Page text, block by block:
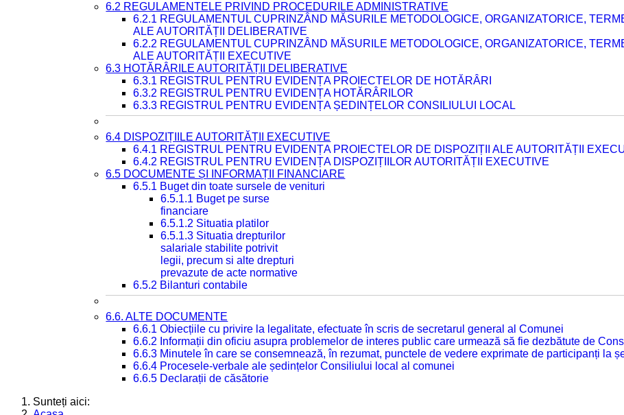
6.2 REGULAMENTELE PRIVIND PROCEDURILE ADMINISTRATIVE
6.2.1 REGULAMENTUL CUPRINZÂND MĂSURILE METODOLOGICE, ORGANIZATORICE,
ALE AUTORITĂȚII DELIBERATIVE
6.2.2 REGULAMENTUL CUPRINZÂND MĂSURILE METODOLOGICE, ORGANIZATORICE,
ALE AUTORITĂȚII EXECUTIVE
6.3 HOTĂRÂRILE AUTORITĂȚII DELIBERATIVE
6.3.1 REGISTRUL PENTRU EVIDENȚA PROIECTELOR DE HOTĂRÂRI
6.3.2 REGISTRUL PENTRU EVIDENȚA HOTĂRÂRILOR
6.3.3 REGISTRUL PENTRU EVIDENȚA ȘEDINȚELOR CONSILIULUI LOCAL
6.4 DISPOZIȚIILE AUTORITĂȚII EXECUTIVE
6.4.1 REGISTRUL PENTRU EVIDENȚA PROIECTELOR DE DISPOZIȚII ALE AUTORITĂȚII
6.4.2 REGISTRUL PENTRU EVIDENȚA DISPOZIȚIILOR AUTORITĂȚII EXECUTIVE
6.5 DOCUMENTE ȘI INFORMAȚII FINANCIARE
6.5.1 Buget din toate sursele de venituri
6.5.1.1 Buget pe surse
financiare
6.5.1.2 Situatia platilor
6.5.1.3 Situatia drepturilor
salariale stabilite potrivit
legii, precum si alte drepturi
prevazute de acte normative
6.5.2 Bilanturi contabile
6.6. ALTE DOCUMENTE
6.6.1 Obiecțiile cu privire la legalitate, efectuate în scris de secretarul general al Comunei
6.6.2 Informații din oficiu asupra problemelor de interes public care urmează să fie dezbătute de
6.6.3 Minutele în care se consemnează, în rezumat, punctele de vedere exprimate de participanți la
6.6.4 Procesele-verbale ale ședințelor Consiliului local al comunei
6.6.5 Declarații de căsătorie
Sunteți aici: